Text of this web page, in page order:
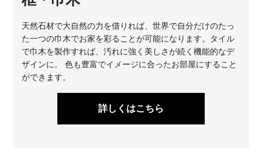
天然石材で大自然の力を借りれば、世界で自分だけのたっ
た一つの巾木でお家を彩ることが可能になります。タイル
で巾木を製作すれば、汚れに強く美しさが続く機能的なデ
ザインに。 色も豊富でイメージに合ったお部屋にすること
ができます。
詳しくはこちら